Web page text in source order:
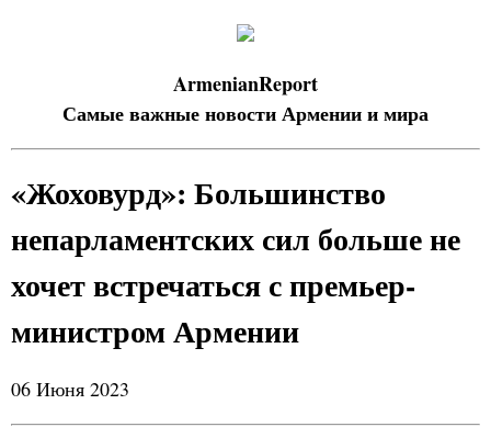
ArmenianReport
Самые важные новости Армении и мира
«Жоховурд»: Большинство
непарламентских сил больше не
хочет встречаться с премьер-
министром Армении
06 Июня 2023